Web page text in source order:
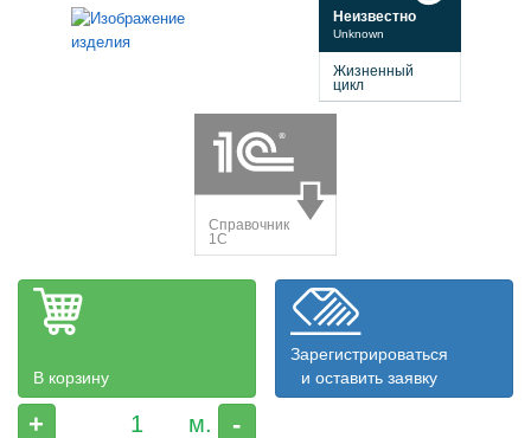
В корзину
+ -
Зарегистрироваться
и оставить заявку